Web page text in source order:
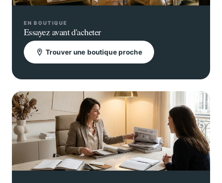
EN BOUTIQUE
Essayez avant d'acheter
Trouver une boutique proche